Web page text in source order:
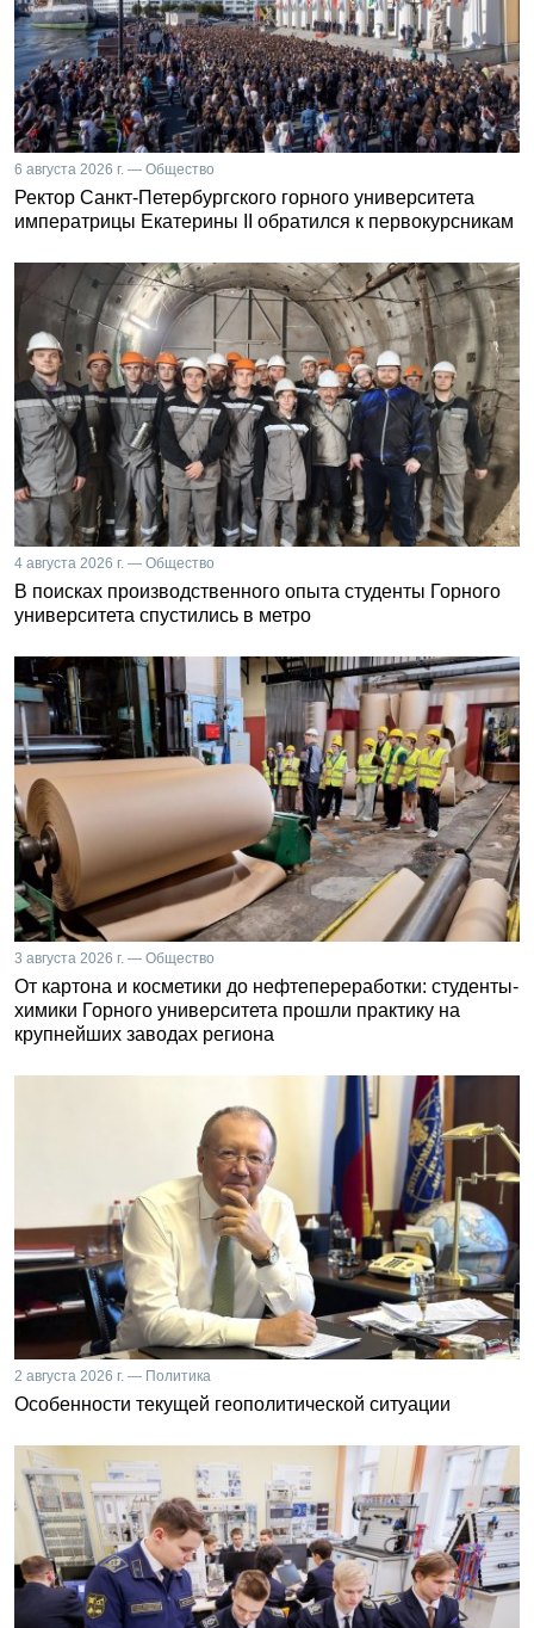
6 августа 2026 г. — Общество
Ректор Санкт-Петербургского горного университета
императрицы Екатерины II обратился к первокурсникам
4 августа 2026 г. — Общество
В поисках производственного опыта студенты Горного
университета спустились в метро
3 августа 2026 г. — Общество
От картона и косметики до нефтепереработки: студенты-
химики Горного университета прошли практику на
крупнейших заводах региона
2 августа 2026 г. — Политика
Особенности текущей геополитической ситуации